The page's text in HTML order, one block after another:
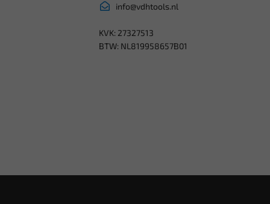
info@vdhtools.nl
KVK: 27327513
BTW: NL819958657B01